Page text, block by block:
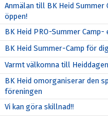
Anmälan till BK Heid Summer
öppen!
BK Heid PRO-Summer
BK Heid Summer-Camp för
Varmt välkomna till Heiddagen
BK Heid omorganiserar den
föreningen
Vi kan göra skillnad!!